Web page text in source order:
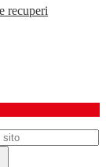
recuperi